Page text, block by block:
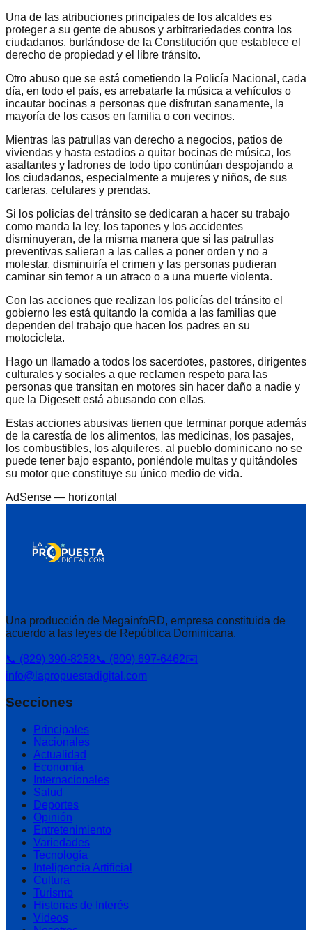
Una de las atribuciones principales de los alcaldes es
proteger a su gente de abusos y arbitrariedades contra los
ciudadanos, burlándose de la Constitución que establece el
derecho de propiedad y el libre tránsito.
Otro abuso que se está cometiendo la Policía Nacional, cada
día, en todo el país, es arrebatarle la música a vehículos o
incautar bocinas a personas que disfrutan sanamente, la
mayoría de los casos en familia o con vecinos.
Mientras las patrullas van derecho a negocios, patios de
viviendas y hasta estadios a quitar bocinas de música, los
asaltantes y ladrones de todo tipo continúan despojando a
los ciudadanos, especialmente a mujeres y niños, de sus
carteras, celulares y prendas.
Si los policías del tránsito se dedicaran a hacer su trabajo
como manda la ley, los tapones y los accidentes
disminuyeran, de la misma manera que si las patrullas
preventivas salieran a las calles a poner orden y no a
molestar, disminuiría el crimen y las personas pudieran
caminar sin temor a un atraco o a una muerte violenta.
Con las acciones que realizan los policías del tránsito el
gobierno les está quitando la comida a las familias que
dependen del trabajo que hacen los padres en su
motocicleta.
Hago un llamado a todos los sacerdotes, pastores, dirigentes
culturales y sociales a que reclamen respeto para las
personas que transitan en motores sin hacer daño a nadie y
que la Digesett está abusando con ellas.
Estas acciones abusivas tienen que terminar porque además
de la carestía de los alimentos, las medicinas, los pasajes,
los combustibles, los alquileres, al pueblo dominicano no se
puede tener bajo espanto, poniéndole multas y quitándoles
su motor que constituye su único medio de vida.
AdSense — horizontal
Una producción de MegainfoRD, empresa constituida de
acuerdo a las leyes de República Dominicana.
📞 (829) 390-8258📞 (809) 697-6462✉️
info@lapropuestadigital.com
Secciones
Principales
Nacionales
Actualidad
Economía
Internacionales
Salud
Deportes
Opinión
Entretenimiento
Variedades
Tecnología
Inteligencia Artificial
Cultura
Turismo
Historias de Interés
Videos